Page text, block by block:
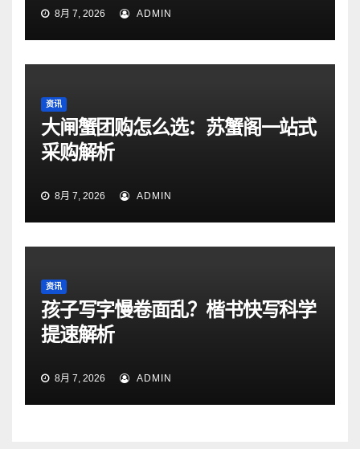
8月 7, 2026 ADMIN
资讯
大闸蟹团购怎么选：苏蟹阁一站式
采购解析
8月 7, 2026 ADMIN
资讯
孩子写字慢卷面乱？楷书快写科学
提速解析
8月 7, 2026 ADMIN